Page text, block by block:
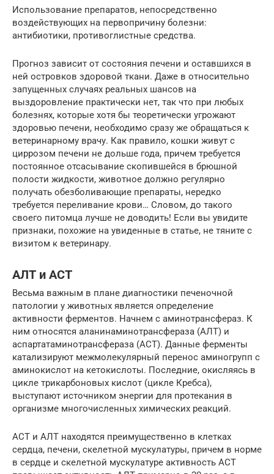
Использование препаратов, непосредственно
воздействующих на первопричину болезни:
антибиотики, противоглистные средства.
Прогноз зависит от состояния печени и оставшихся в
ней островков здоровой ткани. Даже в относительно
запущенных случаях реальных шансов на
выздоровление практически нет, так что при любых
болезнях, которые хотя бы теоретически угрожают
здоровью печени, необходимо сразу же обращаться к
ветеринарному врачу. Как правило, кошки живут с
циррозом печени не дольше года, причем требуется
постоянное отсасывание скопившейся в брюшной
полости жидкости, животное должно регулярно
получать обезболивающие препараты, нередко
требуется переливание крови… Словом, до такого
своего питомца лучше не доводить! Если вы увидите
признаки, похожие на увиденные в статье, не тяните с
визитом к ветеринару.
АЛТ и АСТ
Весьма важным в плане диагностики печеночной
патологии у животных является определение
активности ферментов. Начнем с аминотрансфераз. К
ним относятся аланинаминотрансфераза (АЛТ) и
аспартатаминотрансфераза (ACT). Данные ферменты
катализируют межмолекулярный перенос аминогрупп с
аминокислот на кетокислоты. Последние, окисляясь в
цикле трикарбоновых кислот (цикле Кребса),
выступают источником энергии для протекания в
организме многочисленных химических реакций.
ACT и АЛТ находятся преимущественно в клетках
сердца, печени, скелетной мускулатуры, причем в норме
в сердце и скелетной мускулатуре активность ACT